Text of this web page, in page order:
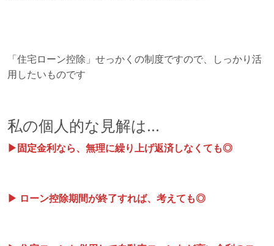
「住宅ローン控除」せっかくの制度ですので、しっかり活
用したいものです
私の個人的な見解は...
▶固定金利なら、無理に繰り上げ返済しなくても◎
▶ ローン控除期間が終了すれば、考えても◎